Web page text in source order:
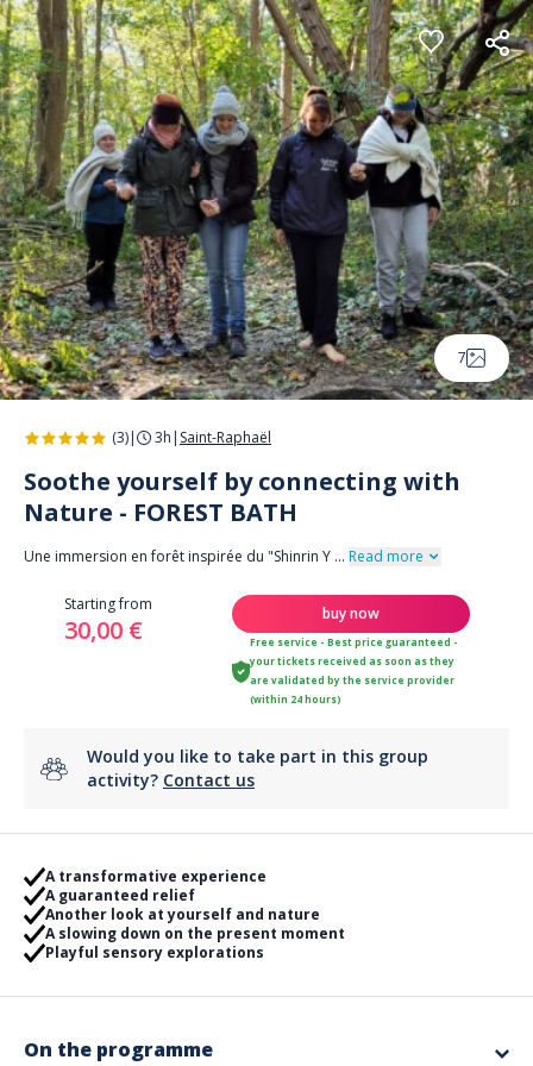
Cookies management panel
7
(3)| 3h | Saint-Raphaël
Soothe yourself by connecting with
Nature - FOREST BATH
Une immersion en forêt inspirée du "Shinrin Y ... Read more
Starting from
30,00 €
buy now
Free service - Best price guaranteed -
your tickets received as soon as they
are validated by the service provider
(within 24 hours)
Would you like to take part in this group
activity? Contact us
A transformative experience
A guaranteed relief
Another look at yourself and nature
A slowing down on the present moment
Playful sensory explorations
On the programme